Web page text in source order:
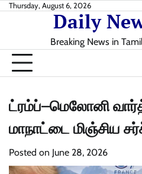
SkipThursday, August 6, 2026
Daily
Breaking News in
ட்ரம்ப்–மெலோனி
மாநாட்டை மிஞ்சிய
Posted on June 28, 2026